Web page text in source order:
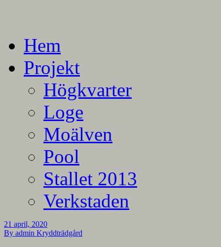
Hem
Projekt
Högkvarter
Loge
Moälven
Pool
Stallet 2013
Verkstaden
21 april, 2020
By admin Kryddträdgård